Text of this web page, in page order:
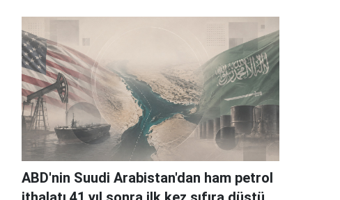
ABD'nin Suudi Arabistan'dan ham petrol